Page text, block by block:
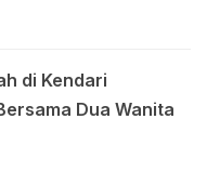
di Kendari
Dua Wanita